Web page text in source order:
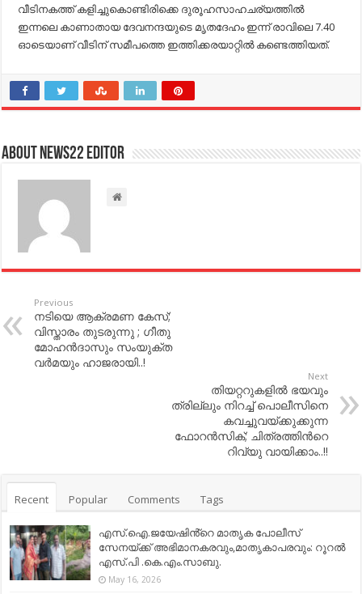
വീടിനകത്ത് കളിച്ചുകൊണ്ടിരിക്കെ ദുരൂഹസാഹചര്യത്തില്‍
ഇന്നലെ കാണാതായ ദേവനന്ദയുടെ മൃതദേഹം ഇന്ന് രാവിലെ 7.40
ഓടെയാണ് വീടിന് സമീപത്തെ ഇത്തിക്കരയാറ്റില്‍ കണ്ടെത്തിയത്.
About NEWS22 EDITOR
Previous
നടിയെ ആക്രമണ കേസ്;
വിസ്താരം തുടരുന്നു ; ഗീതു
മോഹന്‍ദാസും സംയുക്ത
വര്‍മയും ഹാജരായി..!
Next
തിയറ്ററുകളില്‍ ഭയവും
ത്രില്ലും നിറച്ച്‌ പൊലീസിനെ
കവച്ചുവയ്ക്കുക്കുന്ന
ഫോറന്‍സിക്; ചിത്രത്തിന്‍റെ
റിവ്യു വായിക്കാം..!!
Recent Popular Comments Tags
എസ്.ഐ.ജയേഷിൻ്റെ മാതൃക പോലീസ്
സേനയ്ക്ക് അഭിമാനകരവും,മാതൃകാപരവും: റൂറൽ
എസ്.പി .കെ.എം.സാബു.
May 16, 2026